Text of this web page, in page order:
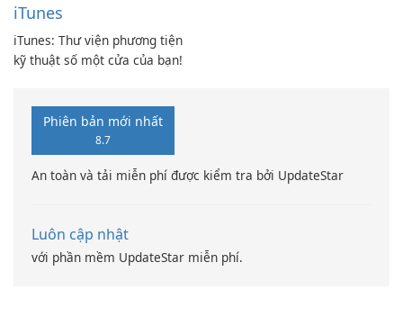
iTunes
iTunes: Thư viện phương tiện
kỹ thuật số một cửa của bạn!
Phiên bản mới nhất
8.7
An toàn và tải miễn phí được kiểm tra bởi UpdateStar
Luôn cập nhật
với phần mềm UpdateStar miễn phí.